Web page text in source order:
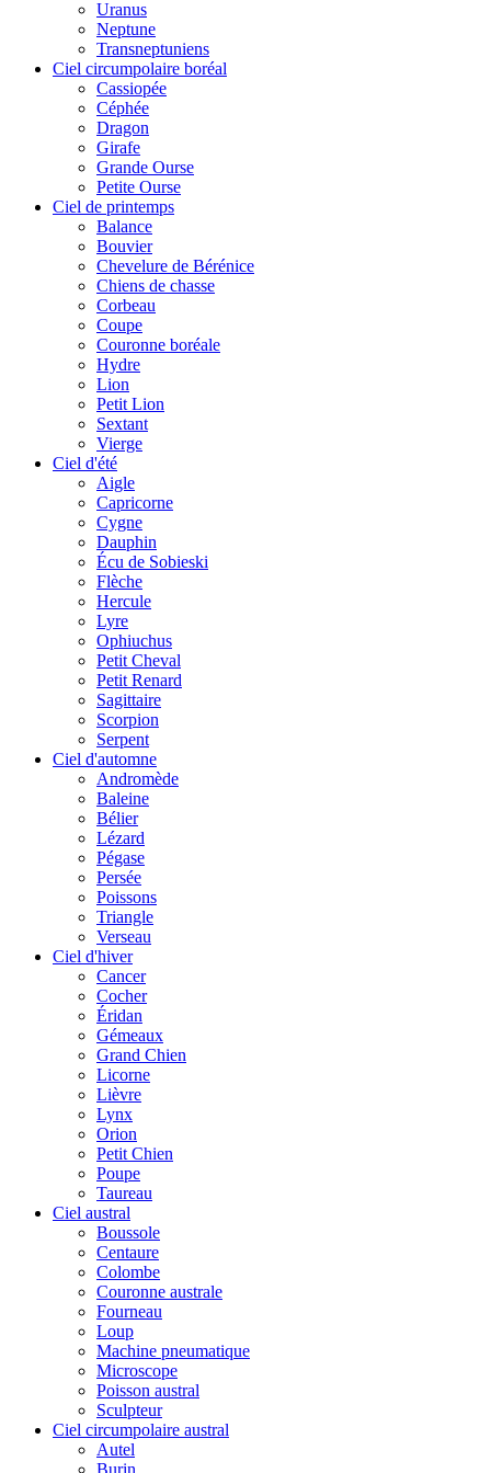
Uranus
Neptune
Transneptuniens
Ciel circumpolaire boréal
Cassiopée
Céphée
Dragon
Girafe
Grande Ourse
Petite Ourse
Ciel de printemps
Balance
Bouvier
Chevelure de Bérénice
Chiens de chasse
Corbeau
Coupe
Couronne boréale
Hydre
Lion
Petit Lion
Sextant
Vierge
Ciel d'été
Aigle
Capricorne
Cygne
Dauphin
Écu de Sobieski
Flèche
Hercule
Lyre
Ophiuchus
Petit Cheval
Petit Renard
Sagittaire
Scorpion
Serpent
Ciel d'automne
Andromède
Baleine
Bélier
Lézard
Pégase
Persée
Poissons
Triangle
Verseau
Ciel d'hiver
Cancer
Cocher
Éridan
Gémeaux
Grand Chien
Licorne
Lièvre
Lynx
Orion
Petit Chien
Poupe
Taureau
Ciel austral
Boussole
Centaure
Colombe
Couronne australe
Fourneau
Loup
Machine pneumatique
Microscope
Poisson austral
Sculpteur
Ciel circumpolaire austral
Autel
Burin